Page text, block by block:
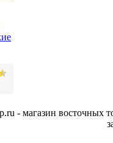
- магазин восточных